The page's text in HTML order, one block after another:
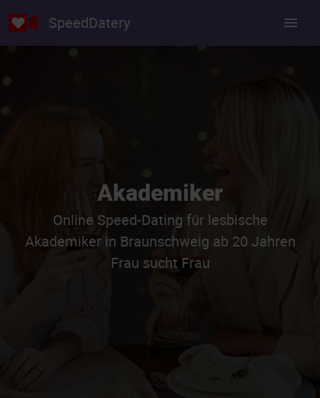
SpeedDatery
Akademiker
Online Speed-Dating für lesbische
Akademiker in Braunschweig ab 20 Jahren
Frau sucht Frau